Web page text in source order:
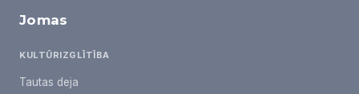
Jomas
KULTŪRIZGLĪTĪBA
Tautas deja